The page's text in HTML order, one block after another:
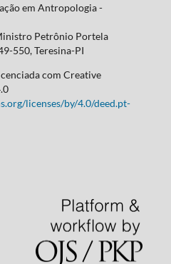
em Antropologia -
Petrônio Portela
550, Teresina-PI
com Creative
licenses/by/4.0/deed.pt-